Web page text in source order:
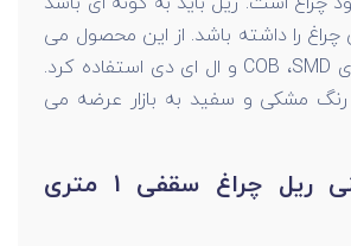
را داشته باشد. از این محصول می
توان برای چراغ های COB ،SMD و ال ای دی استفاده کرد.
مشکی و سفید به بازار عرضه می
مشخصات فنی ریل چراغ سقفی 1 متری